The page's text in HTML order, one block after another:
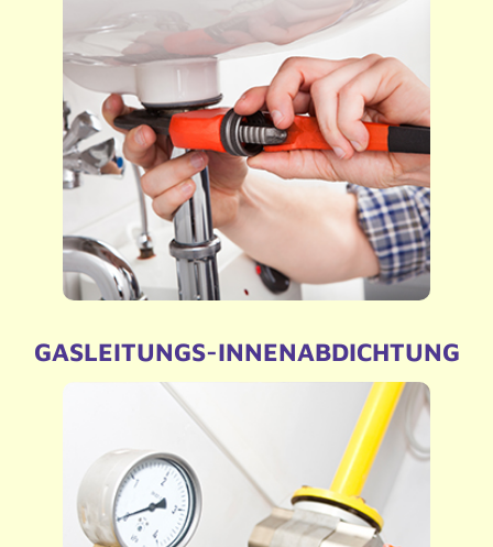
– Defekte Armaturen?
– Tropfende Rohre?
– Kundendienst oder Wartung benötigt?
– Kein Problem, wir kümmern uns darum!
GASLEITUNGS-INNENABDICHTUNG
– Gasleitungssanierung ohne Zerstörung der
Wände, ohne Austausch der Leitungen.
– Einfach, schnell und sauber.